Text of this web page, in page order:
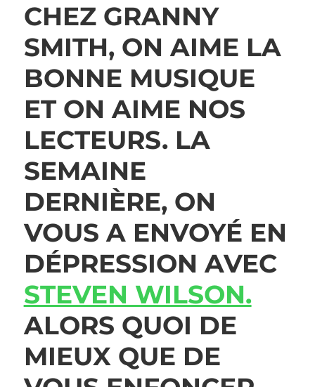
CHEZ GRANNY
SMITH, ON AIME LA
BONNE MUSIQUE
ET ON AIME NOS
LECTEURS. LA
SEMAINE
DERNIÈRE, ON
VOUS A ENVOYÉ EN
DÉPRESSION AVEC
STEVEN WILSON.
ALORS QUOI DE
MIEUX QUE DE